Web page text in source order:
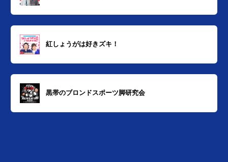
紅しょうがは好きズキ！
黒帯のブロンドスポーツ脚研究会